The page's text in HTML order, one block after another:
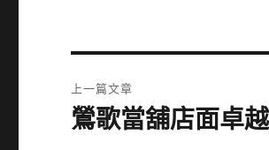
章
上一篇文章
上
鶯歌當舖店面卓